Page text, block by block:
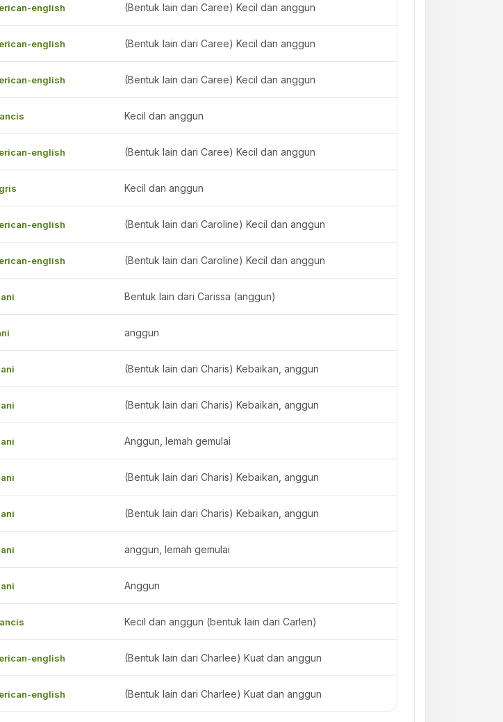
english (Bentuk lain dari Caree) Kecil dan anggun
english (Bentuk lain dari Caree) Kecil dan anggun
english (Bentuk lain dari Caree) Kecil dan anggun
Kecil dan anggun
english (Bentuk lain dari Caree) Kecil dan anggun
Kecil dan anggun
english (Bentuk lain dari Caroline) Kecil dan anggun
english (Bentuk lain dari Caroline) Kecil dan anggun
Bentuk lain dari Carissa (anggun)
anggun
(Bentuk lain dari Charis) Kebaikan, anggun
(Bentuk lain dari Charis) Kebaikan, anggun
Anggun, lemah gemulai
(Bentuk lain dari Charis) Kebaikan, anggun
(Bentuk lain dari Charis) Kebaikan, anggun
anggun, lemah gemulai
Anggun
Kecil dan anggun (bentuk lain dari Carlen)
english (Bentuk lain dari Charlee) Kuat dan anggun
english (Bentuk lain dari Charlee) Kuat dan anggun